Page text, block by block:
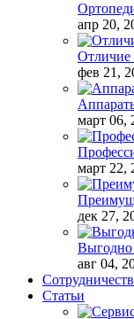
апр 20,
Отличие
фев 21,
март 06,
март 22,
дек 27,
Выгодно
авг 04,
Статьи